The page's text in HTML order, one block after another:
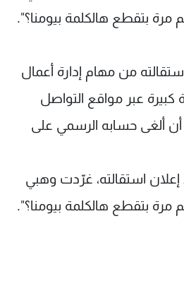
بتقطع هالكلمة بيومنا؟".
من مهام إدارة أعمال
كبيرة عبر مواقع التواصل
ألغى حسابه الرسمي على
استقالته، غرّدت وهبي
بتقطع هالكلمة بيومنا؟".